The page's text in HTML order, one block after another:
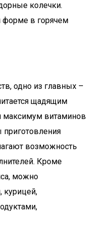
колечки.
форме в горячем
одно из главных –
щадящим
максимум витаминов
возможность
Кроме
можно
курицей,